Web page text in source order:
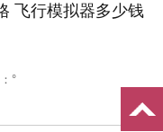
飞行模拟器多少钱
°